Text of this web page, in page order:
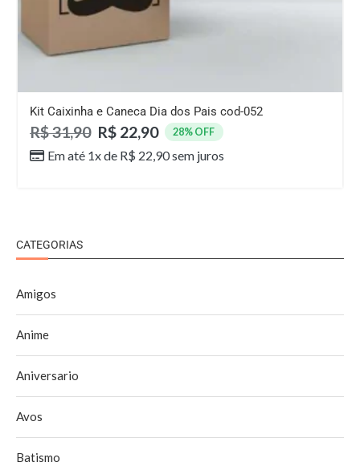
Kit Caixinha e Caneca Dia dos Pais cod-052
R$31,90 R$ 22,90 28% OFF
Em até 1x de R$ 22,90sem juros
CATEGORIAS
Amigos
Anime
Aniversario
Avos
Batismo